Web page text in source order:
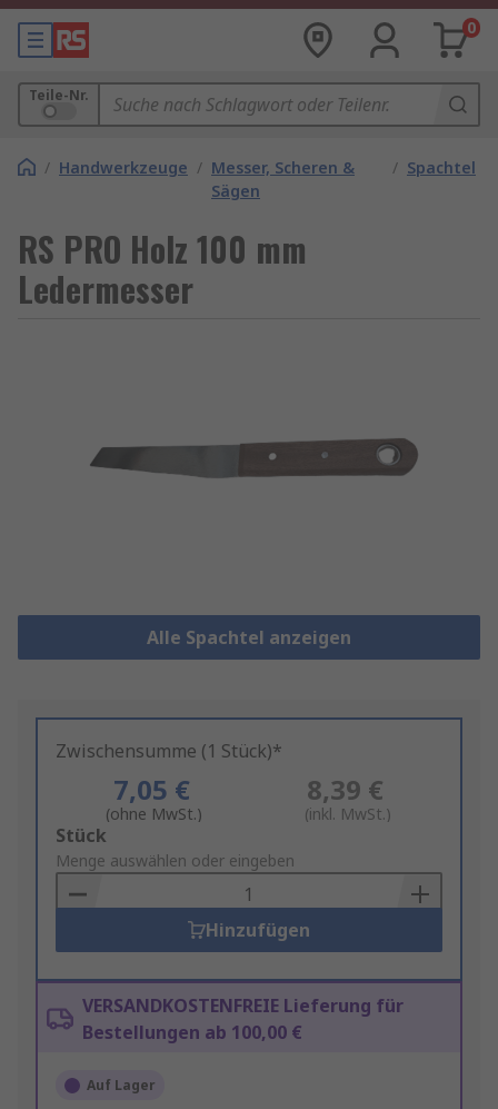
0
Teile-Nr.
/ Handwerkzeuge / Messer, Scheren &
Sägen
/ Spachtel
RS PRO Holz 100 mm
Ledermesser
Alle Spachtel anzeigen
Zwischensumme (1 Stück)*
7,05 €
(ohne MwSt.)
8,39 €
(inkl. MwSt.)
Add
to
Basket
Stück
Menge auswählen oder eingeben
Hinzufügen
VERSANDKOSTENFREIE Lieferung für
Bestellungen ab 100,00 €
Auf Lager